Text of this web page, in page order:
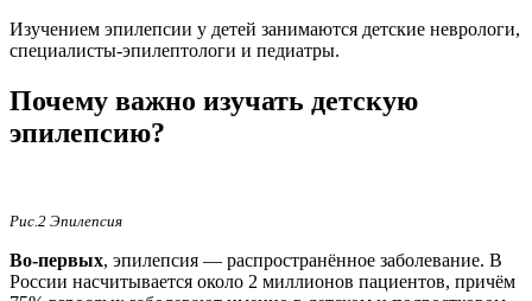
Изучением эпилепсии у детей занимаются детские неврологи,
специалисты-эпилептологи и педиатры.
Почему важно изучать детскую
эпилепсию?
Рис.2 Эпилепсия
Во-первых, эпилепсия — распространённое заболевание. В
России насчитывается около 2 миллионов пациентов, причём